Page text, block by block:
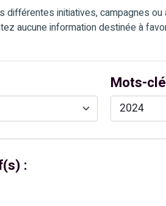
différentes initiatives, campagnes
aucune information destinée à
Mots-
: